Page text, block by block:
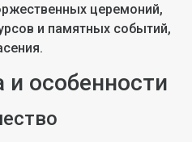
церемоний,
и памятных событий,
особенности